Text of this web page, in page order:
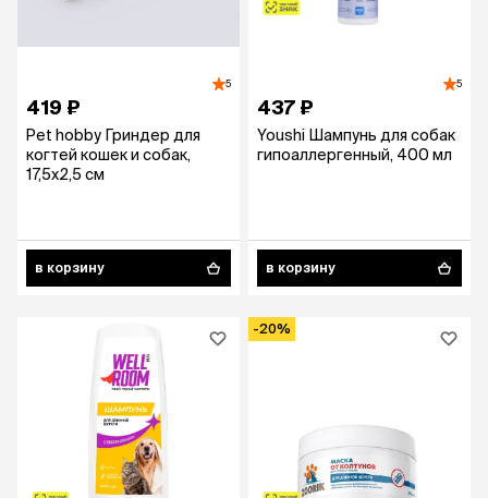
5
419 ₽
Pet hobby Гриндер для
когтей кошек и собак,
17,5х2,5 см
в корзину
5
437 ₽
Youshi Шампунь для собак
гипоаллергенный, 400 мл
в корзину
-20%